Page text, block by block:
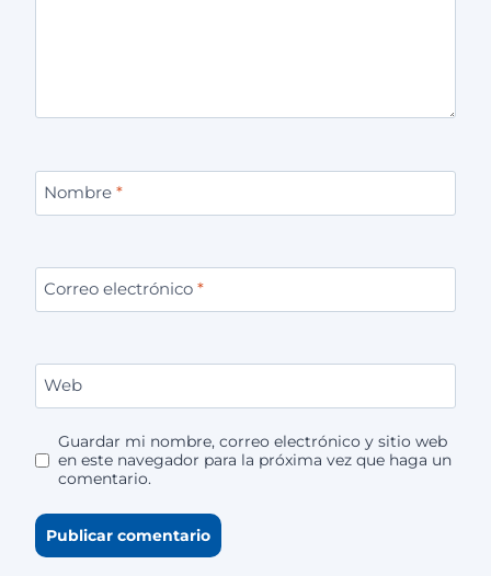
Nombre *
Correo electrónico *
Web
Guardar mi nombre, correo electrónico y sitio web
en este navegador para la próxima vez que haga un
comentario.